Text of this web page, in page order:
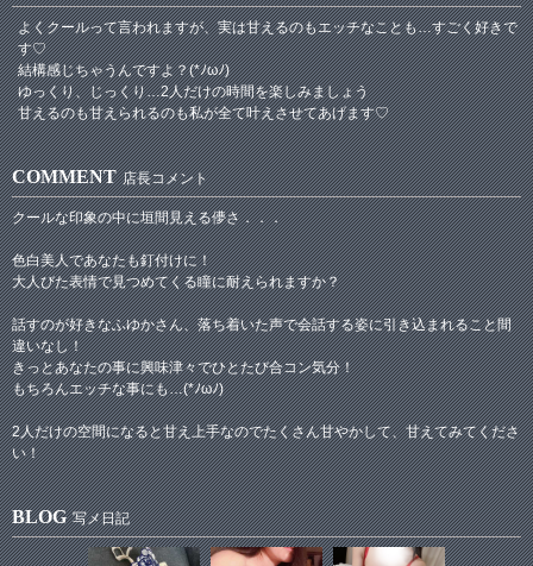
よくクールって言われますが、実は甘えるのもエッチなことも…すごく好きで
す♡
結構感じちゃうんですよ？(*ﾉωﾉ)
ゆっくり、じっくり…2人だけの時間を楽しみましょう
甘えるのも甘えられるのも私が全て叶えさせてあげます♡
COMMENT 店長コメント
クールな印象の中に垣間見える儚さ．．．
色白美人であなたも釘付けに！
大人びた表情で見つめてくる瞳に耐えられますか？
話すのが好きなふゆかさん、落ち着いた声で会話する姿に引き込まれること間
違いなし！
きっとあなたの事に興味津々でひとたび合コン気分！
もちろんエッチな事にも…(*ﾉωﾉ)
2人だけの空間になると甘え上手なのでたくさん甘やかして、甘えてみてくださ
い！
BLOG 写メ日記